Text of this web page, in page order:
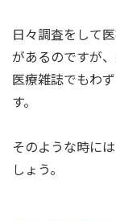
日々調査をして
があるのですが
医療雑誌でもわ
す。
そのような時に
しょう。